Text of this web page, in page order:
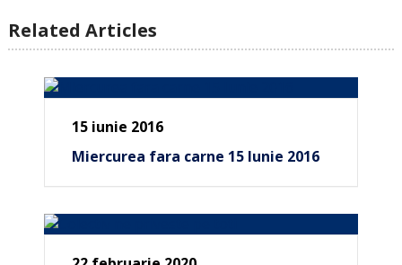
Related Articles
15 iunie 2016
Miercurea fara carne 15 Iunie 2016